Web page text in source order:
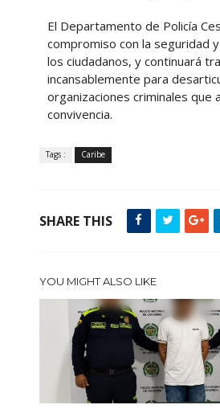
El Departamento de Policía
compromiso con la seguridad
los ciudadanos, y continuará
incansablemente para
organizaciones criminales que
convivencia.
Tags : Caribe
SHARE THIS
YOU MIGHT ALSO LIKE